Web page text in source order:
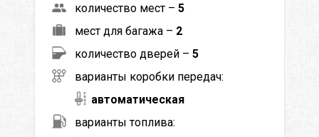
количество мест – 5
мест для багажа – 2
количество дверей – 5
варианты коробки передач:
автоматическая
варианты топлива: